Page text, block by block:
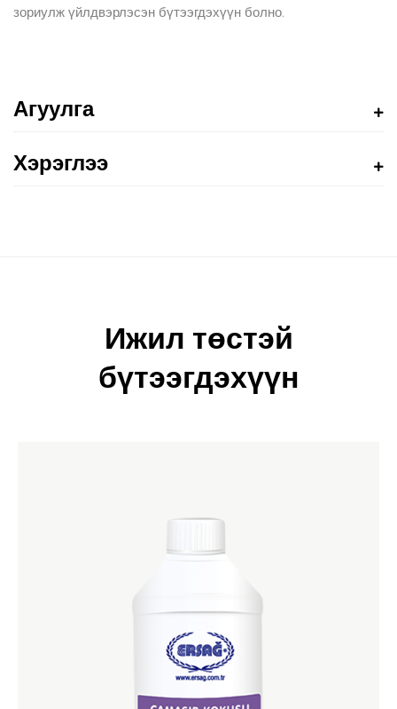
зориулж үйлдвэрлэсэн бүтээгдэхүүн болно.
Агуулга
Хэрэглээ
Ижил төстэй
бүтээгдэхүүн